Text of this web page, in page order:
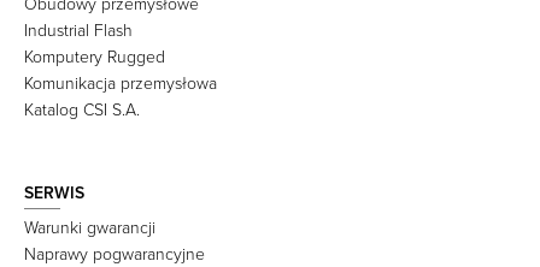
Obudowy przemysłowe
Industrial Flash
Komputery Rugged
Komunikacja przemysłowa
Katalog CSI S.A.
SERWIS
Warunki gwarancji
Naprawy pogwarancyjne